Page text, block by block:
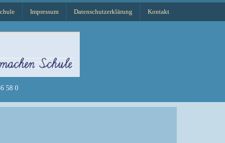
Impressum Datenschutzerklärung Kontakt
58 0